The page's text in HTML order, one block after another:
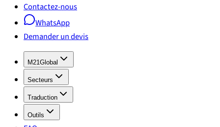
Contactez-nous
WhatsApp
Demander un devis
M21Global
Secteurs
Traduction
Outils